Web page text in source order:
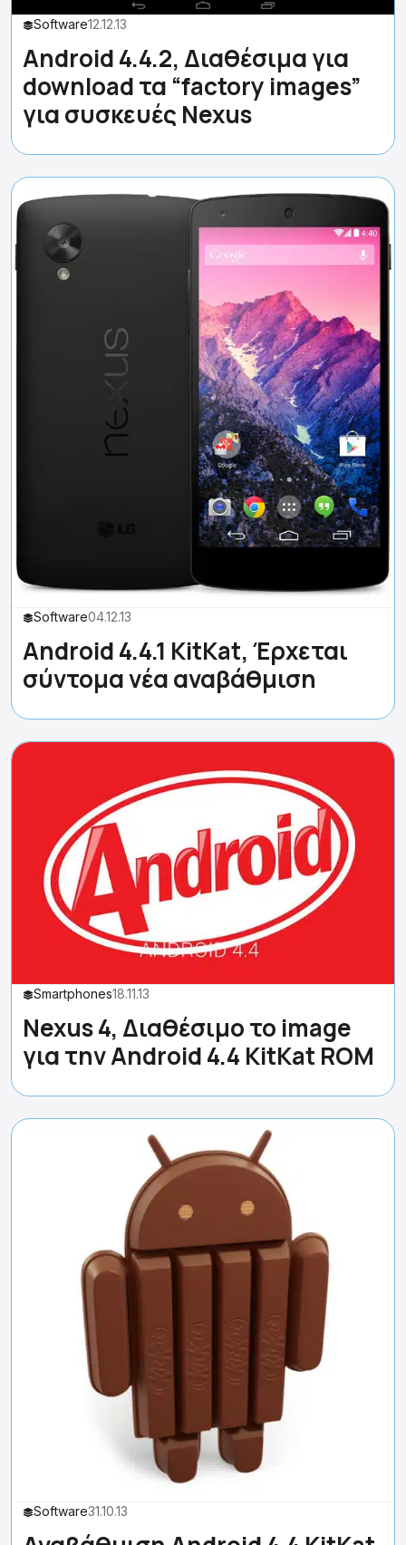
Software12.12.13
Android 4.4.2, Διαθέσιμα για
download τα “factory images”
για συσκευές Nexus
Software04.12.13
Android 4.4.1 KitKat, Έρχεται
σύντομα νέα αναβάθμιση
Smartphones18.11.13
Nexus 4, Διαθέσιμο το image
για την Android 4.4 KitKat ROM
Software31.10.13